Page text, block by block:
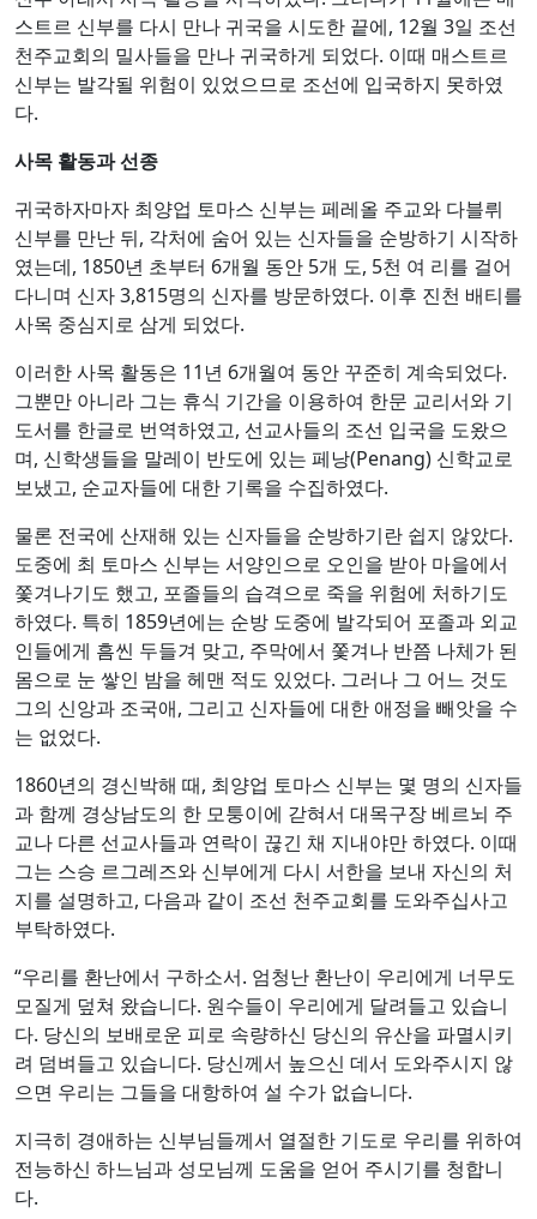
스트르 신부를 다시 만나 귀국을 시도한 끝에, 12월 3일 조선
천주교회의 밀사들을 만나 귀국하게 되었다. 이때 매스트르
신부는 발각될 위험이 있었으므로 조선에 입국하지 못하였
다.
사목 활동과 선종
귀국하자마자 최양업 토마스 신부는 페레올 주교와 다블뤼
신부를 만난 뒤, 각처에 숨어 있는 신자들을 순방하기 시작하
였는데, 1850년 초부터 6개월 동안 5개 도, 5천 여 리를 걸어
다니며 신자 3,815명의 신자를 방문하였다. 이후 진천 배티를
사목 중심지로 삼게 되었다.
이러한 사목 활동은 11년 6개월여 동안 꾸준히 계속되었다.
그뿐만 아니라 그는 휴식 기간을 이용하여 한문 교리서와 기
도서를 한글로 번역하였고, 선교사들의 조선 입국을 도왔으
며, 신학생들을 말레이 반도에 있는 페낭(Penang) 신학교로
보냈고, 순교자들에 대한 기록을 수집하였다.
물론 전국에 산재해 있는 신자들을 순방하기란 쉽지 않았다.
도중에 최 토마스 신부는 서양인으로 오인을 받아 마을에서
쫓겨나기도 했고, 포졸들의 습격으로 죽을 위험에 처하기도
하였다. 특히 1859년에는 순방 도중에 발각되어 포졸과 외교
인들에게 흠씬 두들겨 맞고, 주막에서 쫓겨나 반쯤 나체가 된
몸으로 눈 쌓인 밤을 헤맨 적도 있었다. 그러나 그 어느 것도
그의 신앙과 조국애, 그리고 신자들에 대한 애정을 빼앗을 수
는 없었다.
1860년의 경신박해 때, 최양업 토마스 신부는 몇 명의 신자들
과 함께 경상남도의 한 모퉁이에 갇혀서 대목구장 베르뇌 주
교나 다른 선교사들과 연락이 끊긴 채 지내야만 하였다. 이때
그는 스승 르그레즈와 신부에게 다시 서한을 보내 자신의 처
지를 설명하고, 다음과 같이 조선 천주교회를 도와주십사고
부탁하였다.
“우리를 환난에서 구하소서. 엄청난 환난이 우리에게 너무도
모질게 덮쳐 왔습니다. 원수들이 우리에게 달려들고 있습니
다. 당신의 보배로운 피로 속량하신 당신의 유산을 파멸시키
려 덤벼들고 있습니다. 당신께서 높으신 데서 도와주시지 않
으면 우리는 그들을 대항하여 설 수가 없습니다.
지극히 경애하는 신부님들께서 열절한 기도로 우리를 위하여
전능하신 하느님과 성모님께 도움을 얻어 주시기를 청합니
다.